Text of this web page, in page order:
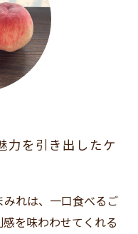
力を引き出したケ
れは、一口食べるご
を味わわせてくれる